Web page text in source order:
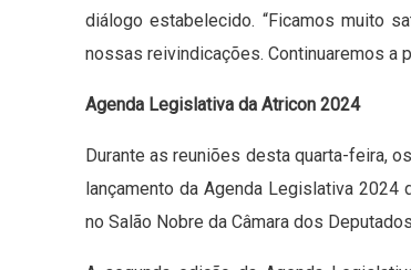
diálogo estabelecido. “Ficamos muito
nossas reivindicações. Continuaremos a
Agenda Legislativa da Atricon 2024
Durante as reuniões desta quarta-feira,
lançamento da Agenda Legislativa
no Salão Nobre da Câmara dos